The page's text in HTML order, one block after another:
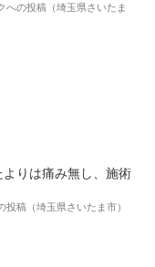
への投稿（埼玉県さいたま
りは痛み無し、施術
投稿（埼玉県さいたま市）